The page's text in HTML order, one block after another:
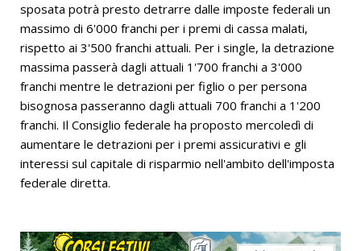
sposata potrà presto detrarre dalle imposte federali un
massimo di 6'000 franchi per i premi di cassa malati,
rispetto ai 3'500 franchi attuali. Per i single, la detrazione
massima passerà dagli attuali 1'700 franchi a 3'000
franchi mentre le detrazioni per figlio o per persona
bisognosa passeranno dagli attuali 700 franchi a 1'200
franchi. Il Consiglio federale ha proposto mercoledì di
aumentare le detrazioni per i premi assicurativi e gli
interessi sul capitale di risparmio nell'ambito dell'imposta
federale diretta.